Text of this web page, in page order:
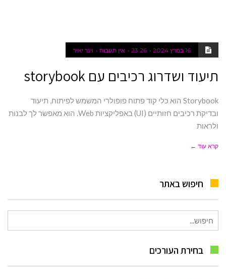
16 במרץ 2024 23:26 אין תגובות וינר יאיר
תיעוד ושדרוג רכיבים עם storybook
Storybook הוא כלי קוד פתוח פופולרי המשמש לפיתוח, תיעוד
ובדיקת רכיבים חזותיים (UI) באפליקציות Web. הוא מאפשר לך לבנות
ולראות
קרא עוד ←
חיפוש באתר
עבור:
בחירת העורכים